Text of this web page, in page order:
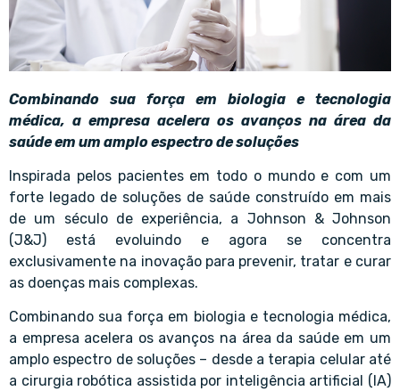
Combinando sua força em biologia e tecnologia
médica, a empresa acelera os avanços na área da
saúde em um amplo espectro de soluções
Inspirada pelos pacientes em todo o mundo e com um
forte legado de soluções de saúde construído em mais
de um século de experiência, a Johnson & Johnson
(J&J) está evoluindo e agora se concentra
exclusivamente na inovação para prevenir, tratar e curar
as doenças mais complexas.
Combinando sua força em biologia e tecnologia médica,
a empresa acelera os avanços na área da saúde em um
amplo espectro de soluções – desde a terapia celular até
a cirurgia robótica assistida por inteligência artificial (IA)